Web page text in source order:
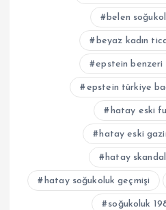
belen
beyaz kadın
epstein benzeri
epstein türkiye
hatay eski
hatay eski
hatay
hatay soğukoluk geçmişi
soğukoluk